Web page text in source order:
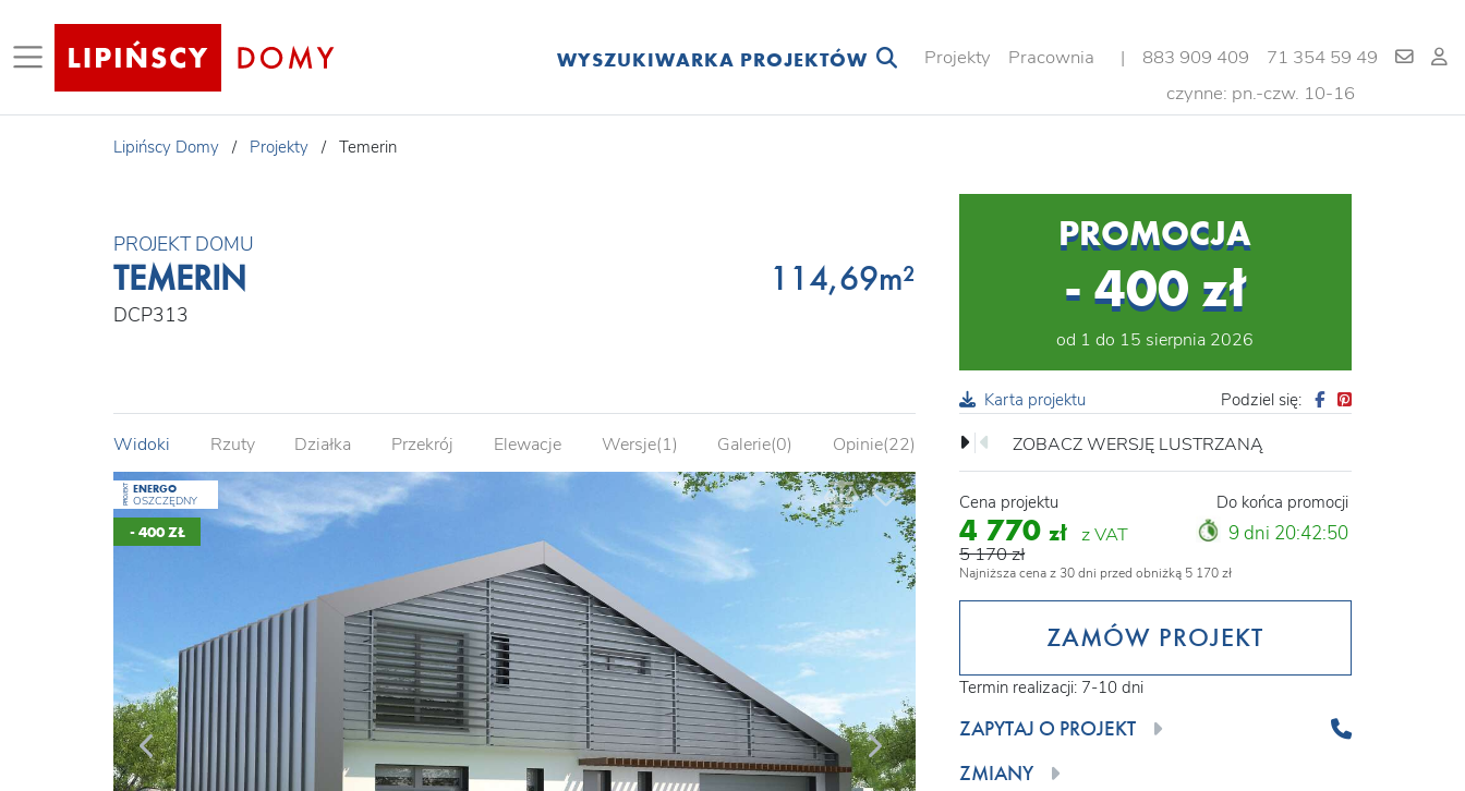
WYSZUKIWARKA PROJEKTÓW Projekty Pracownia | 883 909 409
71 354 59 49
czynne: pn.-czw. 10-16
Lipińscy Domy / Projekty / Temerin
PROJEKT DOMU
TEMERIN 114,69m²
DCP313
PROMOCJA
- 400 zł
od 1 do 15 sierpnia 2026
Karta projektu Podziel się:
Widoki Rzuty Działka Przekrój Elewacje Wersje(1) Galerie(0) Opinie(22) ZOBACZ WERSJĘ LUSTRZANĄ
PROJEKT ENERGO
OSZCZĘDNY
- 400 ZŁ
Cena projektu
4 770 zł z VAT
5 170 zł
Do końca promocji
9 dni 20:42:49
Najniższa cena z 30 dni przed obniżką 5 170 zł
ZAMÓW PROJEKT
Termin realizacji: 7-10 dni
ZAPYTAJ O PROJEKT
ZMIANY